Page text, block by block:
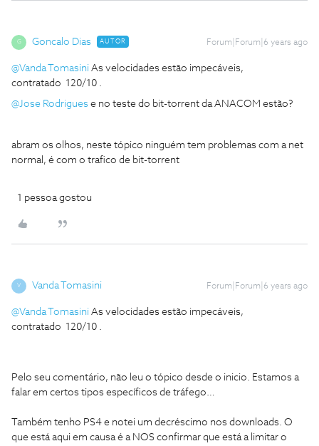
G Goncalo Dias AUTOR Forum|Forum|6 years ago
@Vanda Tomasini As velocidades estão impecáveis,
contratado 120/10 .
@Jose Rodrigues e no teste do bit-torrent da ANACOM estão?
abram os olhos, neste tópico ninguém tem problemas com a net
normal, é com o trafico de bit-torrent
1 pessoa gostou
V Vanda Tomasini Forum|Forum|6 years ago
@Vanda Tomasini As velocidades estão impecáveis,
contratado 120/10 .
Pelo seu comentário, não leu o tópico desde o inicio. Estamos a
falar em certos tipos específicos de tráfego…
Também tenho PS4 e notei um decréscimo nos downloads. O
que está aqui em causa é a NOS confirmar que está a limitar o